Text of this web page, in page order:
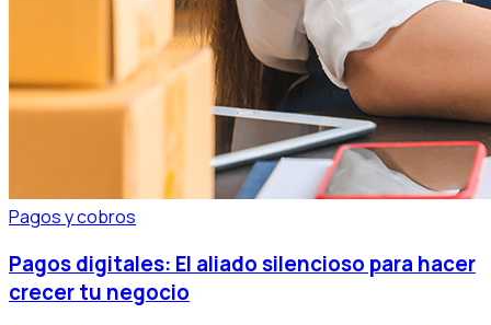
Pagos y cobros
Pagos digitales: El aliado silencioso para hacer
crecer tu negocio